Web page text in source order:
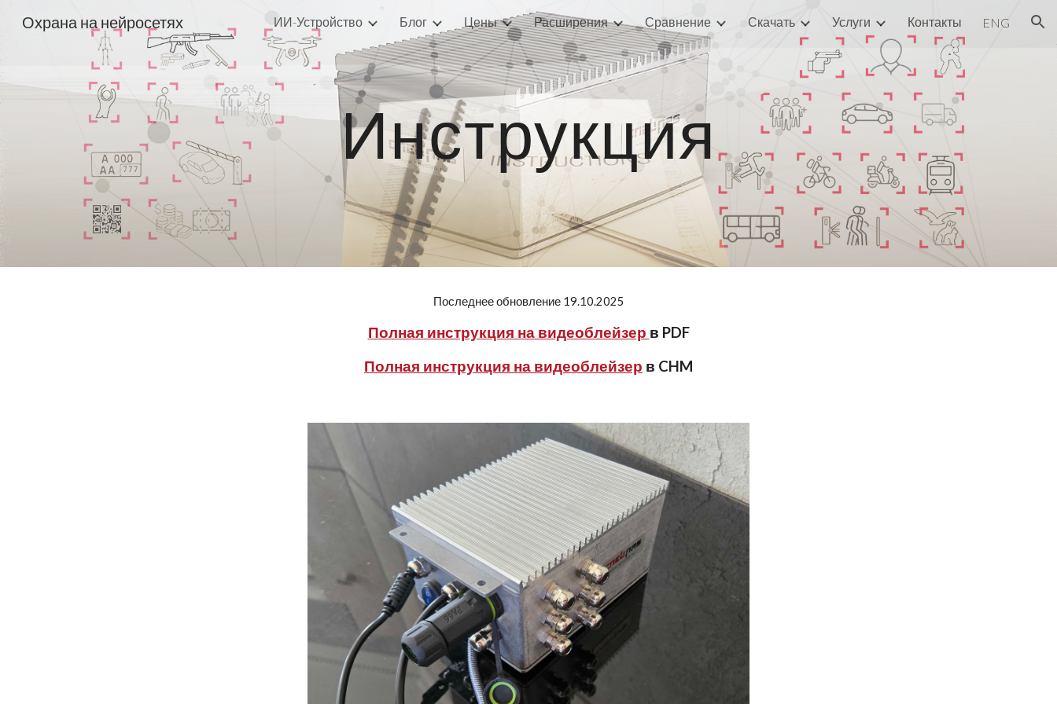
Skip to main content Skip to navigation
Охрана на нейросетях ИИ-Устройство Блог Цены Расширения Сравнение Скачать Услуги Контакты ENG
Инструкция
Последнее обновление 19.10.2025
Полная инструкция на видеоблейзер в PDF
Полная инструкция на видеоблейзер в CHM